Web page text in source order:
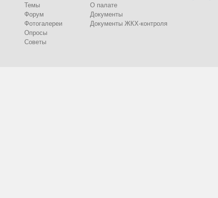
Темы
Форум
Фотогалереи
Опросы
Советы
О палате
Документы
Документы ЖКХ-контроля